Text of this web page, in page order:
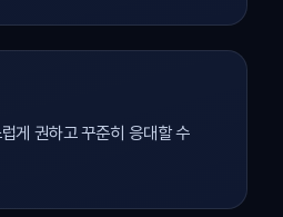
게 권하고 꾸준히 응대할 수